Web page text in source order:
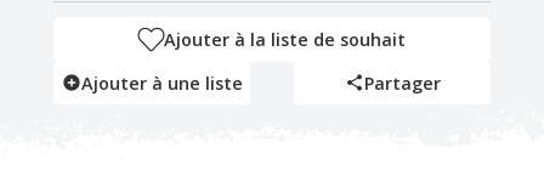
Ajouter à la liste de souhait
Ajouter à une liste
Partager